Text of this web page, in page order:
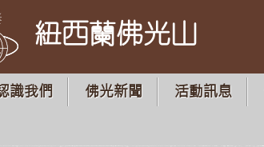
紐西蘭佛光山
識我們 佛光新聞 活動訊息